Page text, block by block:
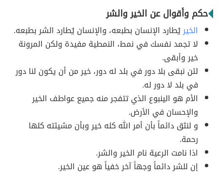
حكم وأقوال عن الخير والشر
الخيريُطارد الإنسان بطبعه، والإنسان يُطارد الشر بطبعه.
لا تجمد نفسك في نمط، النمطية مفيدة ولكن المرونة
خير وأبقى.
لئن نبقى بلا دور في بلد له دور، خير من أن يكون لنا دور
في بلد لا دور له.
الأم هو الينبوع الذي تتفجر منه جميع عواطف الخير
والإحسان في الأرض.
و لنثق دائماً بأن أمر الله كله خير وبأن مشيئته كلها
رحمة.
اذا نامت الرعية نام الخير والشر.
إن للشر دائماً وجهاً آخر خفياً هو عين الخير.